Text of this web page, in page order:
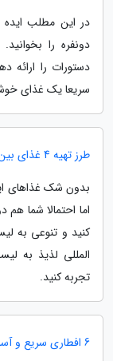
در این مطلب
دونفره را
دستورات را ارائه
سریعا یک غذای
طرز تهیه 4 غذای بین المللی متفاوت که تا به حال امتحان نکرده اید
بدون شک غذاهای
اما احتمالا شما
کنید و تنوعی به
المللی لذیذ به
تجربه کنید.
6 افطاری سریع و آسان برای ماه رمضان